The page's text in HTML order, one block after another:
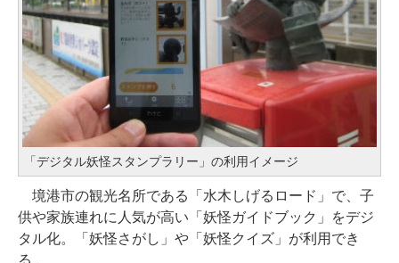
「デジタル妖怪スタンプラリー」の利用イメージ
境港市の観光名所である「水木しげるロード」で、子
供や家族連れに人気が高い「妖怪ガイドブック」をデジ
タル化。「妖怪さがし」や「妖怪クイズ」が利用でき